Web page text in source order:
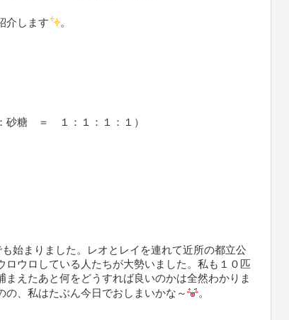
介します 。
砂糖 ＝ １：１：１：１）
始まりました。レオとレイを連れて近所の都立公
ロウロしている人たちが大勢いました。私も１０匹
まえたあと何をどうすれば良いのかは全然わかりま
、私はたぶん今日でおしまいかな～
。